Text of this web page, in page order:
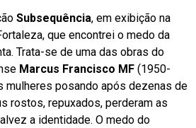
Subsequência, em exibição na
que encontrei o medo da
Trata-se de uma das obras do
Marcus Francisco MF (1950-
mulheres posando após dezenas de
rostos, repuxados, perderam as
a identidade. O medo do